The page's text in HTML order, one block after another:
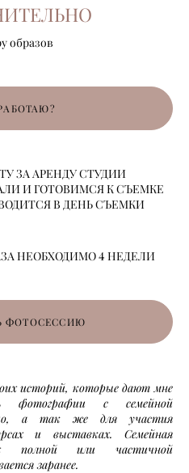
образов
ЗА АРЕНДУ СТУДИИ
И ГОТОВИМСЯ К СЪЕМКЕ
В ДЕНЬ СЪЕМКИ
НЕОБХОДИМО 4 НЕДЕЛИ
ФОТОСЕССИЮ
историй, которые дают мне
фотографии с семейной
а так же для участия
и выставках. Семейная
полной или частичной
заранее.